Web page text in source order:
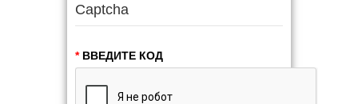
Captcha
ВВЕДИТЕ КОД